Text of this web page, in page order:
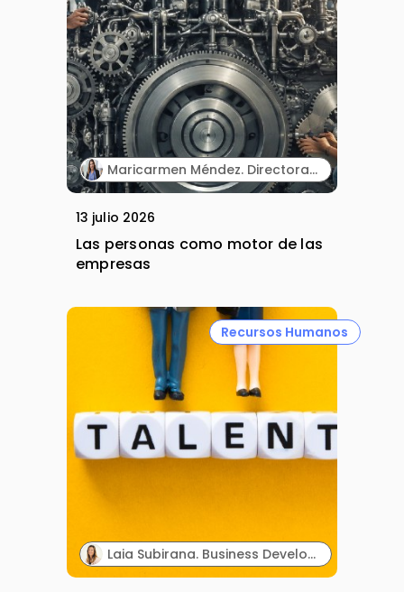
Maricarmen Méndez. Directora Ejecutiva de Recursos Humanos. MSD España.
13 julio 2026
Las personas como motor de las
empresas
Recursos Humanos
Laia Subirana. Business Development. Solutia.